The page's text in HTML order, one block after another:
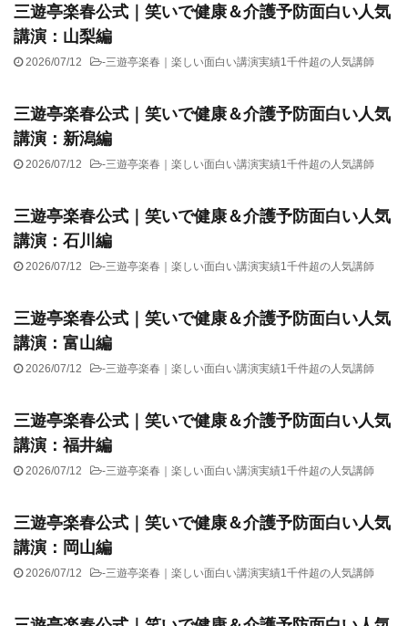
三遊亭楽春公式｜笑いで健康＆介護予防面白い人気
講演：山梨編
2026/07/12 -三遊亭楽春｜楽しい面白い講演実績1千件超の人気講師
三遊亭楽春公式｜笑いで健康＆介護予防面白い人気
講演：新潟編
2026/07/12 -三遊亭楽春｜楽しい面白い講演実績1千件超の人気講師
三遊亭楽春公式｜笑いで健康＆介護予防面白い人気
講演：石川編
2026/07/12 -三遊亭楽春｜楽しい面白い講演実績1千件超の人気講師
三遊亭楽春公式｜笑いで健康＆介護予防面白い人気
講演：富山編
2026/07/12 -三遊亭楽春｜楽しい面白い講演実績1千件超の人気講師
三遊亭楽春公式｜笑いで健康＆介護予防面白い人気
講演：福井編
2026/07/12 -三遊亭楽春｜楽しい面白い講演実績1千件超の人気講師
三遊亭楽春公式｜笑いで健康＆介護予防面白い人気
講演：岡山編
2026/07/12 -三遊亭楽春｜楽しい面白い講演実績1千件超の人気講師